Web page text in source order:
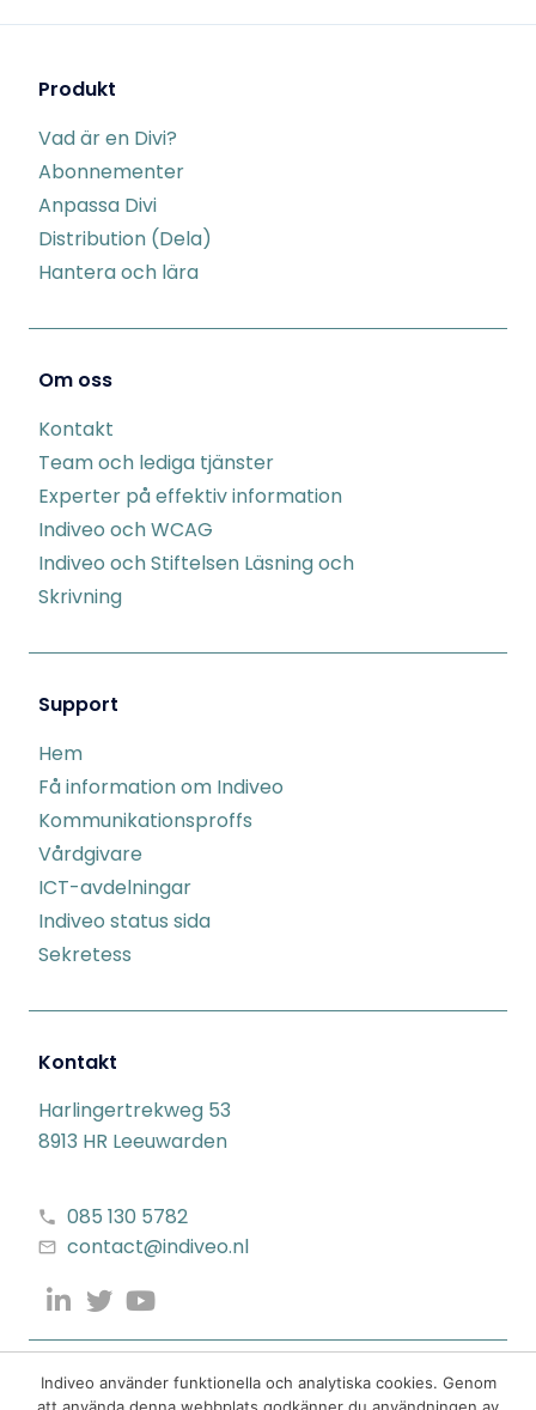
Produkt
Vad är en Divi?
Abonnementer
Anpassa Divi
Distribution (Dela)
Hantera och lära
Om oss
Kontakt
Team och lediga tjänster
Experter på effektiv information
Indiveo och WCAG
Indiveo och Stiftelsen Läsning och
Skrivning
Support
Hem
Få information om Indiveo
Kommunikationsproffs
Vårdgivare
ICT-avdelningar
Indiveo status sida
Sekretess
Kontakt
Harlingertrekweg 53
8913 HR Leeuwarden
085 130 5782
contact@indiveo.nl
Indiveo använder funktionella och analytiska cookies. Genom